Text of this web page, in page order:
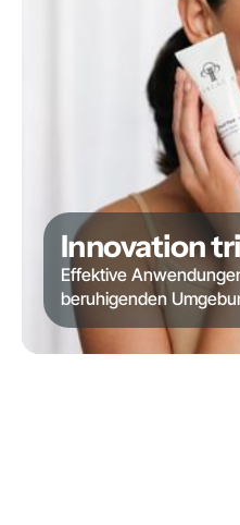
Innovation
Effektive
beruhigenden